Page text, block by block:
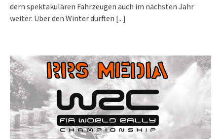
dern spektakulären Fahrzeugen auch im nächsten Jahr
weiter. Über den Winter durften [...]